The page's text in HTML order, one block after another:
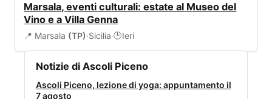
Marsala, eventi culturali: estate al Museo del
Vino e a Villa Genna
📍 Marsala (TP)·Sicilia·🕒Ieri
Notizie di Ascoli Piceno
Ascoli Piceno, lezione di yoga: appuntamento il
7 agosto